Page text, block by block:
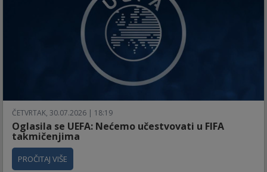
ČETVRTAK, 30.07.2026 | 18:19
Oglasila se UEFA: Nećemo učestvovati u FIFA
takmičenjima
PROČITAJ VIŠE